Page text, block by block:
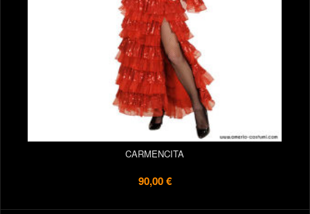
CARMENCITA
90,00 €